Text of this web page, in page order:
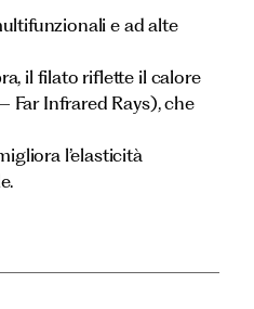
e ad alte
il filato riflette il calore
Infrared Rays), che
l’elasticità